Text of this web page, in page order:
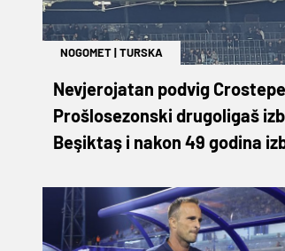
NOGOMET|TURSKA
Nevjerojatan podvig
Prošlosezonski drugoligaš
Beşiktaş i nakon 49 godina